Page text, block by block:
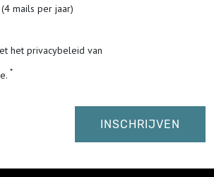
mails per jaar)
het privacybeleid van